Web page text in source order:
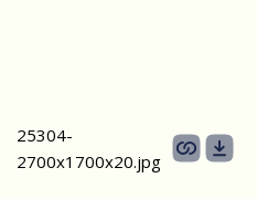
25304-
2700х1700x20.jpg